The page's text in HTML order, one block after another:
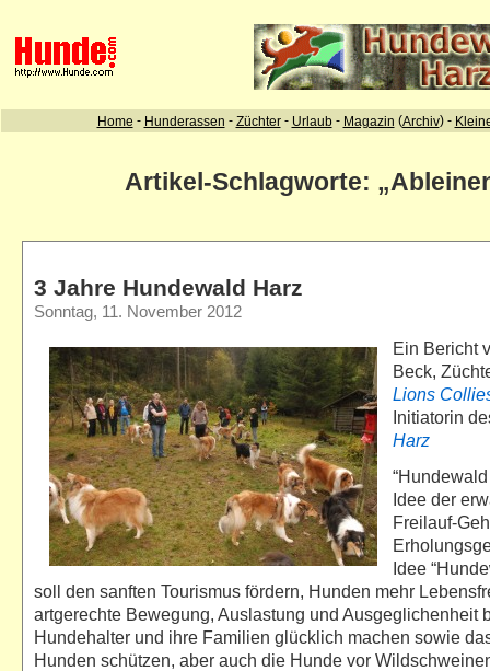
Artikel-Schlagworte:
3 Jahre Hundewald Harz
Sonntag, 11. November 2012
Ein Bericht
Beck,
Lions
Initiatorin
Harz
Idee der
Freilauf-
Idee
soll den sanften Tourismus fördern, Hunden mehr
artgerechte Bewegung, Auslastung und Ausgeglichenheit
Hundehalter und ihre Familien glücklich machen sowie
Hunden schützen, aber auch die Hunde vor